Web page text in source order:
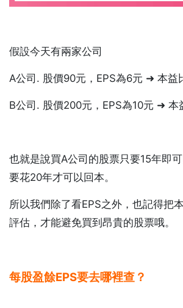
假設今天有兩家公司
A公司. 股價90元，EPS為6元 ➜ 本益
B公司. 股價200元，EPS為10元 ➜ 本
也就是說買A公司的股票只要15年即
要花20年才可以回本。
所以我們除了看EPS之外，也記得把
評估，才能避免買到昂貴的股票哦。
每股盈餘EPS要去哪裡查？